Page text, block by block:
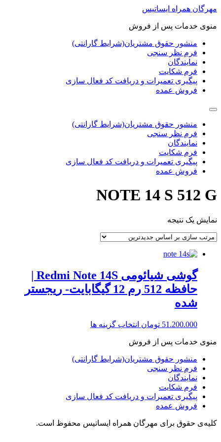
پرش
محتوا
مهرگان همراه ایساتیس
منوی خدمات پس از فروش
منشور حقوق مشتریان(شرایط گارانتی)
فرم نظر سنجی
نمایندگان
فرم شکایت
پیگیری تعمیرات و دریافت کد فعال سازی
فروش عمده
منشور حقوق مشتریان(شرایط گارانتی)
فرم نظر سنجی
نمایندگان
فرم شکایت
پیگیری تعمیرات و دریافت کد فعال سازی
فروش عمده
NOTE 14 S 512 G
نمایش یک نتیجه
گوشی شیائومی Redmi Note 14S |
حافظه 512 رم 12 گیگابایت- ریجستر
شده
51.200.000 تومان انتخاب گزینه ها
مختلفی
ها
در
منوی خدمات پس از فروش
منشور حقوق مشتریان(شرایط گارانتی)
فرم نظر سنجی
نمایندگان
فرم شکایت
پیگیری تعمیرات و دریافت کد فعال سازی
فروش عمده
کلیه‌ی حقوق برای مهرگان همراه ایساتیس محفوظ است.